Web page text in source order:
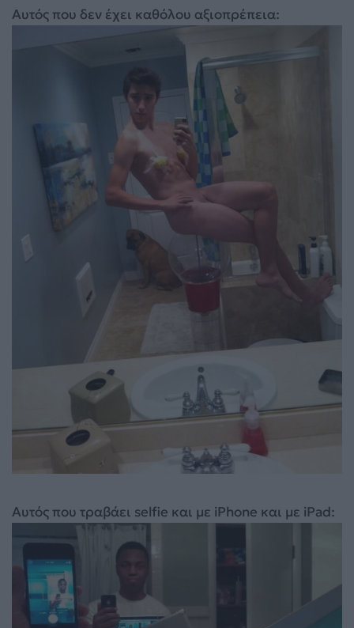
Αυτός που δεν έχει καθόλου αξιοπρέπεια:
Αυτός που τραβάει selfie και με iPhone και με iPad: